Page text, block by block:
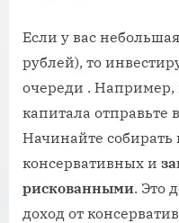
Если у вас
рублей), то
очереди .
капитала отправьте
Начинайте собирать
консервативных и
рискованными. Это
доход от